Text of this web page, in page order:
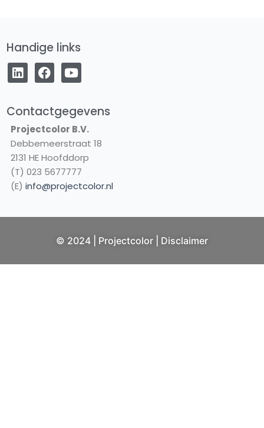
Handige links
L
i
n
e
i
n
F
a
c
b
o
o
k
Y
o
u
u
b
e
Contactgegevens
Projectcolor B.V.
Debbemeerstraat 18
2131 HE Hoofddorp
(T) 023 5677777
(E) info@projectcolor.nl
© 2024 | Projectcolor | Disclaimer
NL